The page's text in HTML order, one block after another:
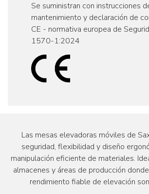
Se suministran con instrucciones
mantenimiento y declaración de
CE - normativa europea de
1570-1:2024
Las mesas elevadoras móviles de
seguridad, flexibilidad y diseño
manipulación eficiente de materiales.
almacenes y áreas de producción
rendimiento fiable de elevación